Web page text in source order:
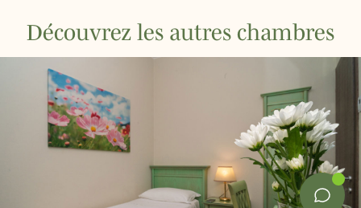
Découvrez les autres chambres